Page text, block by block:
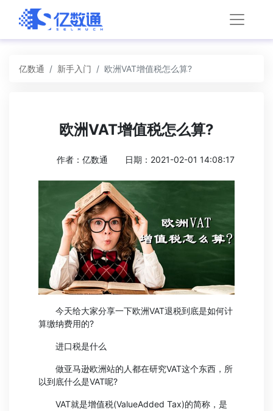
亿数通 新手入门 欧洲VAT增值税怎么算?
欧洲VAT增值税怎么算?
作者：亿数通 日期：2021-02-01 14:08:17
今天给大家分享一下欧洲VAT退税到底是如何计
算缴纳费用的?
进口税是什么
做亚马逊欧洲站的人都在研究VAT这个东西，所
以到底什么是VAT呢?
VAT就是增值税(ValueAdded Tax)的简称，是